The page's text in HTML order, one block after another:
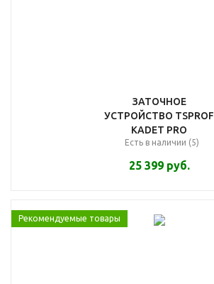
ЗАТОЧНОЕ
УСТРОЙСТВО TSPROF
KADET PRO
Есть в наличии (5)
25 399руб.
Рекомендуемые товары